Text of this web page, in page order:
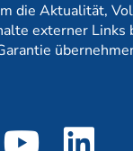
die Aktualität,
externer Links